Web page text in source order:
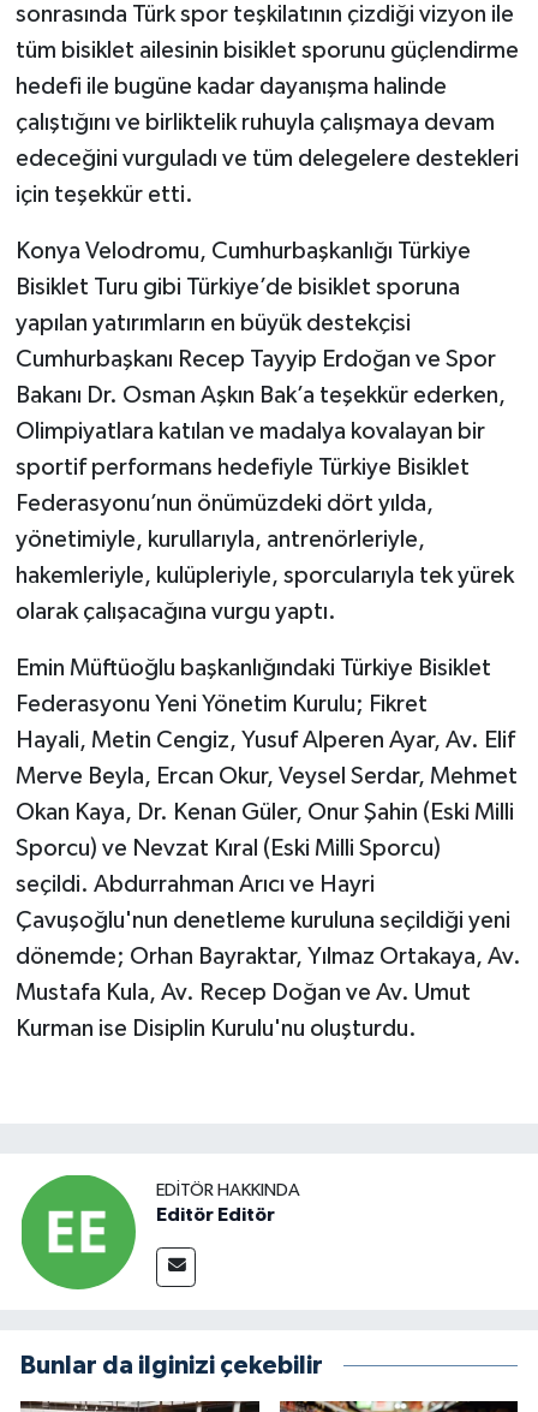
sonrasında Türk spor teşkilatının çizdiği vizyon ile
tüm bisiklet ailesinin bisiklet sporunu güçlendirme
hedefi ile bugüne kadar dayanışma halinde
çalıştığını ve birliktelik ruhuyla çalışmaya devam
edeceğini vurguladı ve tüm delegelere destekleri
için teşekkür etti.
Konya Velodromu, Cumhurbaşkanlığı Türkiye
Bisiklet Turu gibi Türkiye’de bisiklet sporuna
yapılan yatırımların en büyük destekçisi
Cumhurbaşkanı Recep Tayyip Erdoğan ve Spor
Bakanı Dr. Osman Aşkın Bak’a teşekkür ederken,
Olimpiyatlara katılan ve madalya kovalayan bir
sportif performans hedefiyle Türkiye Bisiklet
Federasyonu’nun önümüzdeki dört yılda,
yönetimiyle, kurullarıyla, antrenörleriyle,
hakemleriyle, kulüpleriyle, sporcularıyla tek yürek
olarak çalışacağına vurgu yaptı.
Emin Müftüoğlu başkanlığındaki Türkiye Bisiklet
Federasyonu Yeni Yönetim Kurulu; Fikret
Hayali, Metin Cengiz, Yusuf Alperen Ayar, Av. Elif
Merve Beyla, Ercan Okur, Veysel Serdar, Mehmet
Okan Kaya, Dr. Kenan Güler, Onur Şahin (Eski Milli
Sporcu) ve Nevzat Kıral (Eski Milli Sporcu)
seçildi. Abdurrahman Arıcı ve Hayri
Çavuşoğlu'nun denetleme kuruluna seçildiği yeni
dönemde; Orhan Bayraktar, Yılmaz Ortakaya, Av.
Mustafa Kula, Av. Recep Doğan ve Av. Umut
Kurman ise Disiplin Kurulu'nu oluşturdu.
EDITÖR HAKKINDA
Editör Editör
Bunlar da ilginizi çekebilir